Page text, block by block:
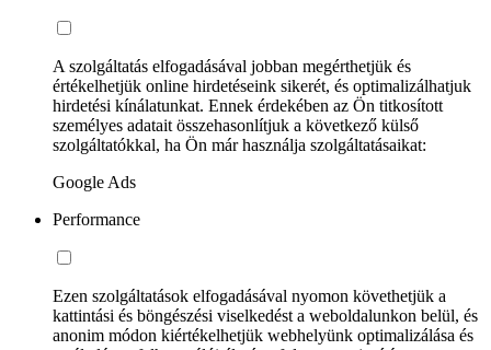
A szolgáltatás elfogadásával jobban megérthetjük és
értékelhetjük online hirdetéseink sikerét, és optimalizálhatjuk
hirdetési kínálatunkat. Ennek érdekében az Ön titkosított
személyes adatait összehasonlítjuk a következő külső
szolgáltatókkal, ha Ön már használja szolgáltatásaikat:
Google Ads
Performance
Ezen szolgáltatások elfogadásával nyomon követhetjük a
kattintási és böngészési viselkedést a weboldalunkon belül, és
anonim módon kiértékelhetjük webhelyünk optimalizálása és